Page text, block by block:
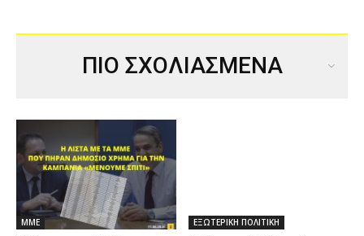
ΠΙΟ ΣΧΟΛΙΑΣΜΕΝΑ
ΜΜΕ ΕΞΩΤΕΡΙΚΗ ΠΟΛΙΤΙΚΗ